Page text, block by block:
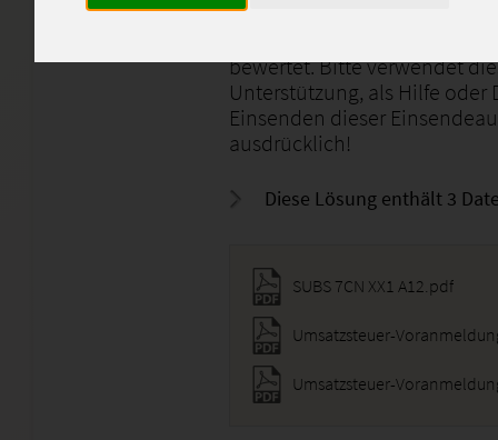
Ich biete hier meine
bewertet. Bitte verwendet
Unterstützung, als Hilfe oder
Einsenden dieser
ausdrücklich!
Diese Lösung enthält 3
SUBS 7CN XX1 A12.pdf
Umsatzsteuer-
Umsatzsteuer-